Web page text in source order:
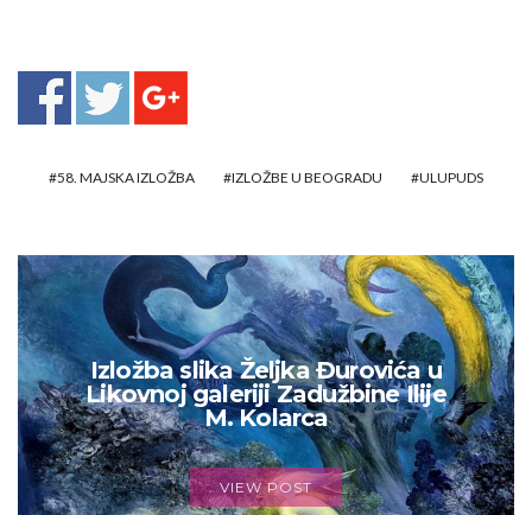
58. MAJSKA IZLOŽBA IZLOŽBE U BEOGRADU ULUPUDS
Izložba slika Željka Đurovića u
Likovnoj galeriji Zadužbine Ilije
M. Kolarca
VIEW POST